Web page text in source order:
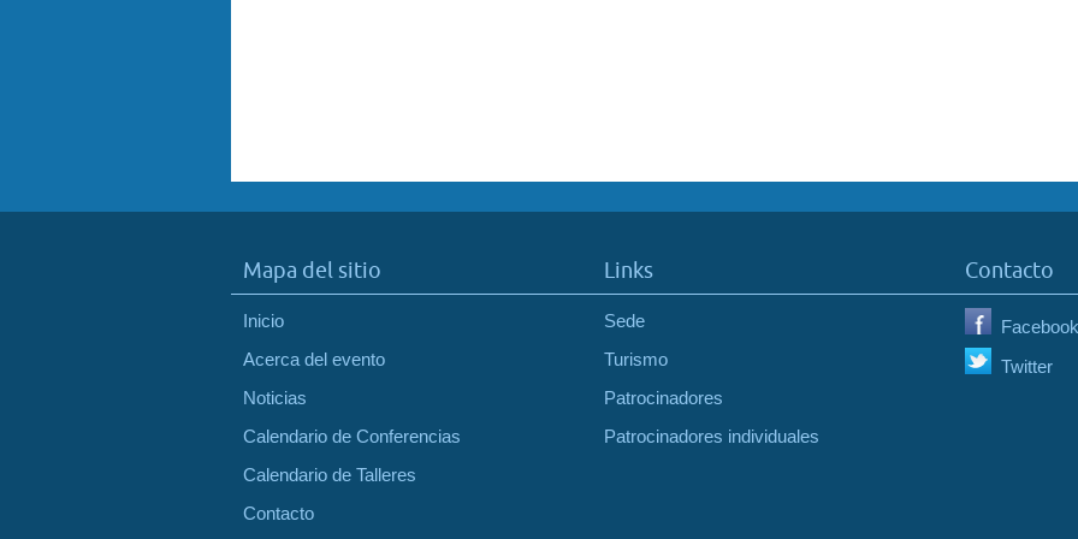
Mapa del sitio
Inicio
Acerca del evento
Noticias
Calendario de Conferencias
Calendario de Talleres
Contacto
Links
Sede
Turismo
Patrocinadores
Patrocinadores individuales
Contacto
Facebook
Twitter